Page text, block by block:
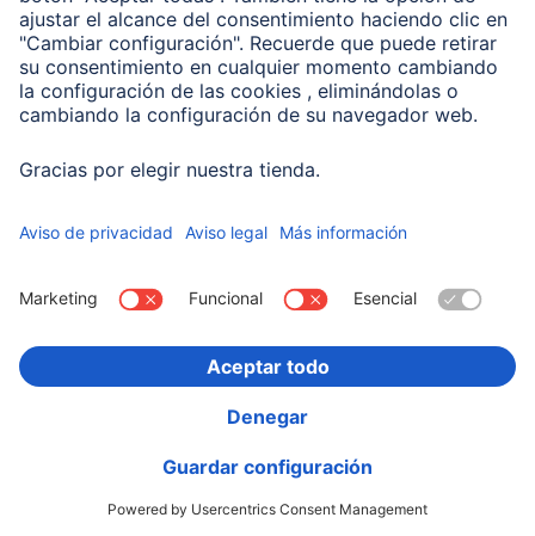
00201714
Variantes: Tono del Color (3) & Capacidad (2)
19,99 EUR